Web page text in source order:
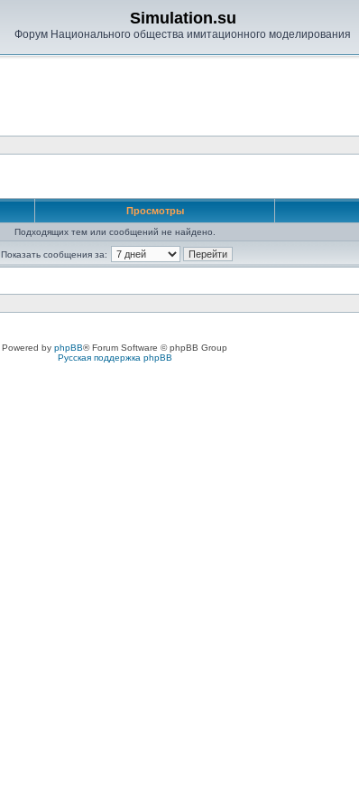
Simulation.su
Форум Национального общества имитационного моделирования
Просмотры
Подходящих тем или сообщений не найдено.
Показать сообщения за:
Powered by phpBB® Forum Software © phpBB Group
Русская поддержка phpBB